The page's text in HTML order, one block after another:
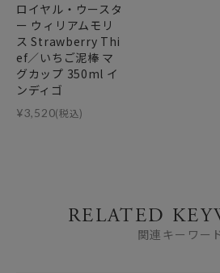
ロイヤル・ウースタ
ー ウィリアムモリ
ス Strawberry Thi
ef／いちご泥棒 マ
グカップ 350ml イ
ンディゴ
¥3,520(税込)
RELATED
関連キーワー